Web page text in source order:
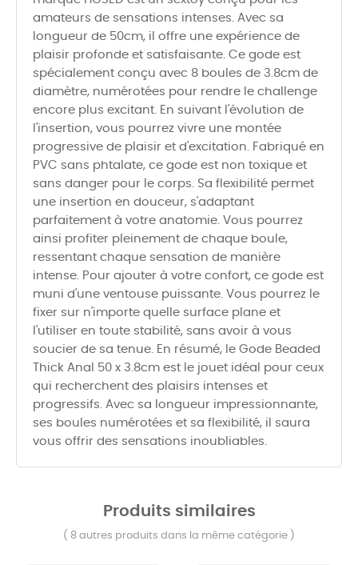
amateurs de sensations intenses. Avec sa
longueur de 50cm, il offre une expérience de
plaisir profonde et satisfaisante. Ce gode est
spécialement conçu avec 8 boules de 3.8cm de
diamètre, numérotées pour rendre le challenge
encore plus excitant. En suivant l'évolution de
l'insertion, vous pourrez vivre une montée
progressive de plaisir et d'excitation. Fabriqué en
PVC sans phtalate, ce gode est non toxique et
sans danger pour le corps. Sa flexibilité permet
une insertion en douceur, s'adaptant
parfaitement à votre anatomie. Vous pourrez
ainsi profiter pleinement de chaque boule,
ressentant chaque sensation de manière
intense. Pour ajouter à votre confort, ce gode est
muni d'une ventouse puissante. Vous pourrez le
fixer sur n'importe quelle surface plane et
l'utiliser en toute stabilité, sans avoir à vous
soucier de sa tenue. En résumé, le Gode Beaded
Thick Anal 50 x 3.8cm est le jouet idéal pour ceux
qui recherchent des plaisirs intenses et
progressifs. Avec sa longueur impressionnante,
ses boules numérotées et sa flexibilité, il saura
vous offrir des sensations inoubliables.
Produits similaires
( 8 autres produits dans la même catégorie )